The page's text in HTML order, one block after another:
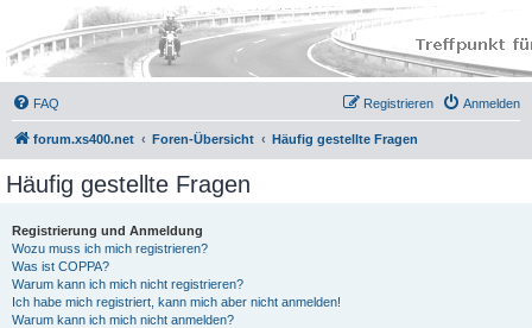
FAQ Anmelden
Registrieren
forum.xs400.net Foren-Übersicht Häufig gestellte Fragen
Häufig gestellte Fragen
Registrierung und Anmeldung
Wozu muss ich mich registrieren?
Was ist COPPA?
Warum kann ich mich nicht registrieren?
Ich habe mich registriert, kann mich aber nicht anmelden!
Warum kann ich mich nicht anmelden?